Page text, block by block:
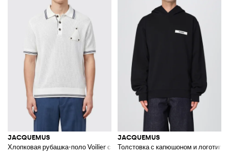
JACQUEMUS
Хлопковая рубашка-поло Voilier с коротким рукавом и французским
JACQUEMUS
Толстовка с капюшоном и